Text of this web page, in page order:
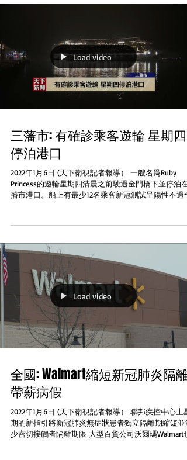
Load video
三藩市: 有確診乘客遊輪 星期四
停泊港口
2022年1月6日 (天下衛視記者報導） 一艘名爲Ruby
Princess的遊輪星期四清晨之前駛過金門橋下並停泊在
藩市港口。船上有最少12名乘客新冠測試呈陽性不過全
Load video
全國: Walmart縮短新冠肺炎隔離
帶薪病假
2022年1月6日 (天下衛視記者報導） 聯邦疾控中心上星
期的新指引將新冠肺炎無症狀患者獨立隔離期縮短並
少密切接觸者隔離期限 大型百貨公司沃爾瑪Walmart也